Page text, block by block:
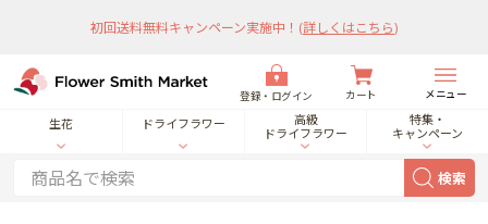
初回送料無料キャンペーン実施中！ (詳しくはこちら)
登録・ログイン カート メニュー
生花 ドライフラワー
高級
ドライフラワー
特集・
キャンペーン
検索